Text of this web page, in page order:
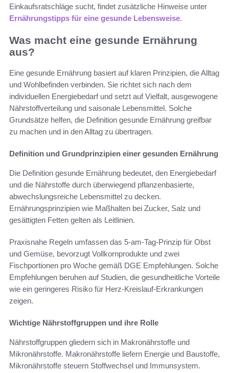
Einkaufsratschläge sucht, findet zusätzliche Hinweise unter
Ernährungstipps für eine gesunde Lebensweise.
Was macht eine gesunde Ernährung
aus?
Eine gesunde Ernährung basiert auf klaren Prinzipien, die Alltag
und Wohlbefinden verbinden. Sie richtet sich nach dem
individuellen Energiebedarf und setzt auf Vielfalt, ausgewogene
Nährstoffverteilung und saisonale Lebensmittel. Solche
Grundsätze helfen, die Definition gesunde Ernährung greifbar
zu machen und in den Alltag zu übertragen.
Definition und Grundprinzipien einer gesunden Ernährung
Die Definition gesunde Ernährung bedeutet, den Energiebedarf
und die Nährstoffe durch überwiegend pflanzenbasierte,
abwechslungsreiche Lebensmittel zu decken.
Ernährungsprinzipien wie Maßhalten bei Zucker, Salz und
gesättigten Fetten gelten als Leitlinien.
Praxisnahe Regeln umfassen das 5‑am‑Tag-Prinzip für Obst
und Gemüse, bevorzugt Vollkornprodukte und zwei
Fischportionen pro Woche gemäß DGE Empfehlungen. Solche
Empfehlungen beruhen auf Studien, die gesundheitliche Vorteile
wie ein geringeres Risiko für Herz-Kreislauf-Erkrankungen
zeigen.
Wichtige Nährstoffgruppen und ihre Rolle
Nährstoffgruppen gliedern sich in Makronährstoffe und
Mikronährstoffe. Makronährstoffe liefern Energie und Baustoffe,
Mikronährstoffe steuern Stoffwechsel und Immunsystem.